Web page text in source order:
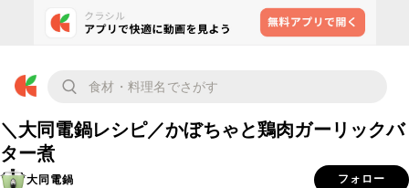
＼大同電鍋レシピ／かぼちゃと鶏肉ガーリックバ
ター煮
大同電鍋 フォロー